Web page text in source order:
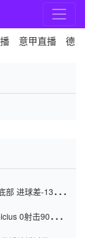
意甲直播 德
部 进球差-13令人
0射击90分钟